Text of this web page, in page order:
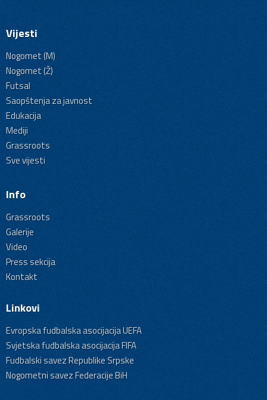
Vijesti
Nogomet (M)
Nogomet (Ž)
Futsal
Saopštenja za javnost
Edukacija
Mediji
Grassroots
Sve vijesti
Info
Grassroots
Galerije
Video
Press sekcija
Kontakt
Linkovi
Evropska fudbalska asocijacija UEFA
Svjetska fudbalska asocijacija FIFA
Fudbalski savez Republike Srpske
Nogometni savez Federacije BiH